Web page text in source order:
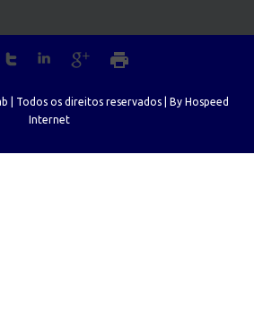
| Todos os direitos reservados | By Hospeed
Internet